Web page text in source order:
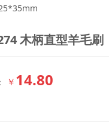
2入）
木柄直型羊毛
￥14.80